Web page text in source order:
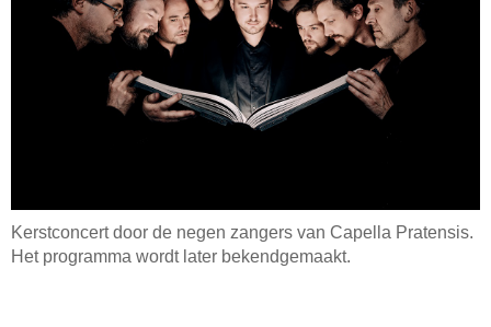
Kerstconcert door de negen zangers van Capella Pratensis.
Het programma wordt later bekendgemaakt.